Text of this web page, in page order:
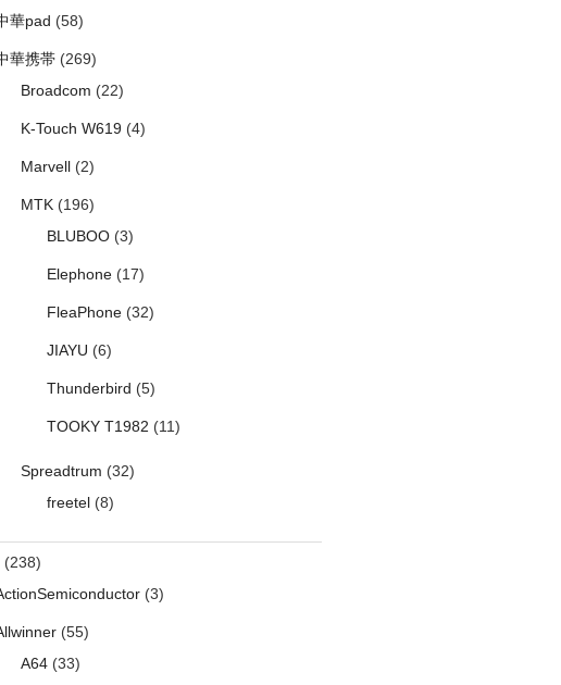
華pad (58)
華携帯(269)
Broadcom (22)
K-Touch W619(4)
Marvell(2)
MTK(196)
BLUBOO(3)
Elephone(17)
FleaPhone(32)
JIAYU (6)
Thunderbird (5)
TOOKY T1982 (11)
Spreadtrum (32)
freetel(8)
(238)
(3)
(55)
A64(33)